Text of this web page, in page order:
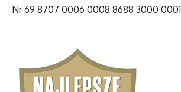
Nr 69 8707 0006 0008 8688 3000 0001